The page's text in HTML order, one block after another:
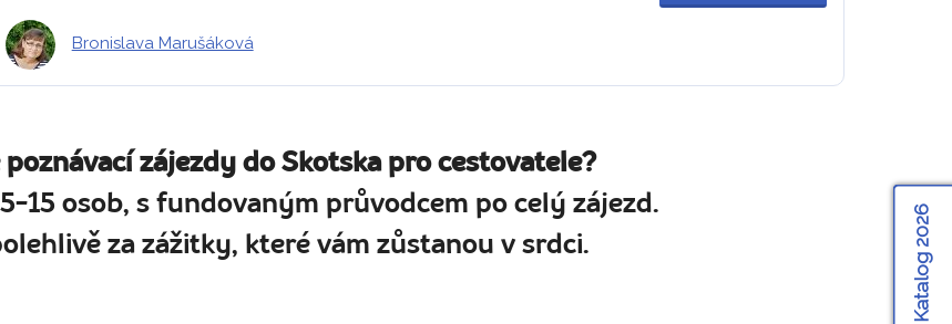
Bronislava Marušáková
poznávací zájezdy do Skotska pro cestovatele?
15 osob, s fundovaným průvodcem po celý zájezd.
za zážitky, které vám zůstanou v srdci.
Katalog 2026